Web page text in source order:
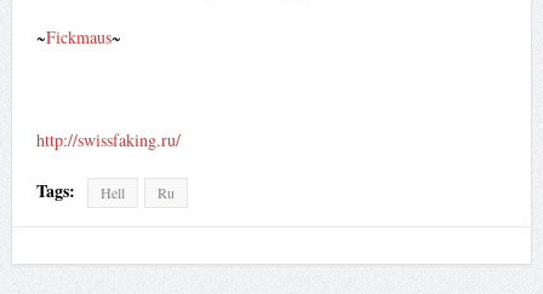
~Fickmaus~
http://swissfaking.ru/
Tags: Hell Ru